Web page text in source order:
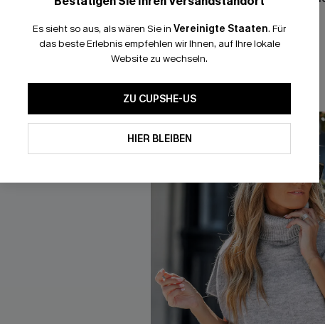
46,00 €
Ballonärmeln
Es sieht so aus, als wären Sie in Vereinigte Staaten. Für
das beste Erlebnis empfehlen wir Ihnen, auf Ihre lokale
Website zu wechseln.
ZU CUPSHE-US
HIER BLEIBEN
15% ohne MBW
*Ein Code pro
einverstanden, exklusive
Mail zu erhalten. Sie
sich jederzeit abmelden.